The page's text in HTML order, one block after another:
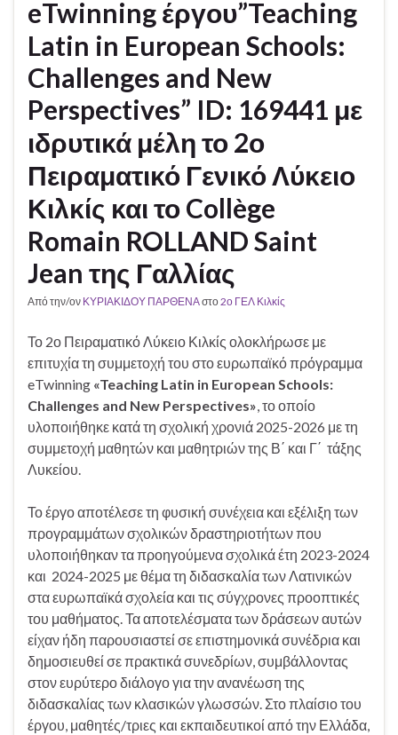
eTwinning έργου”Teaching
Latin in European Schools:
Challenges and New
Perspectives” ID: 169441 με
ιδρυτικά μέλη το 2ο
Πειραματικό Γενικό Λύκειο
Κιλκίς και το Collège
Romain ROLLAND Saint
Jean της Γαλλίας
Από την/ον ΚΥΡΙΑΚΙΔΟΥ ΠΑΡΘΕΝΑστο2ο ΓΕΛ Κιλκίς
Το 2ο Πειραματικό Λύκειο Κιλκίς ολοκλήρωσε με
επιτυχία τη συμμετοχή του στο ευρωπαϊκό πρόγραμμα
eTwinning «Teaching Latin in European Schools:
Challenges and New Perspectives», το οποίο
υλοποιήθηκε κατά τη σχολική χρονιά 2025-2026 με τη
συμμετοχή μαθητών και μαθητριών της Β΄ και Γ΄ τάξης
Λυκείου.
Το έργο αποτέλεσε τη φυσική συνέχεια και εξέλιξη των
προγραμμάτων σχολικών δραστηριοτήτων που
υλοποιήθηκαν τα προηγούμενα σχολικά έτη 2023-2024
και 2024-2025 με θέμα τη διδασκαλία των Λατινικών
στα ευρωπαϊκά σχολεία και τις σύγχρονες προοπτικές
του μαθήματος. Τα αποτελέσματα των δράσεων αυτών
είχαν ήδη παρουσιαστεί σε επιστημονικά συνέδρια και
δημοσιευθεί σε πρακτικά συνεδρίων, συμβάλλοντας
στον ευρύτερο διάλογο για την ανανέωση της
διδασκαλίας των κλασικών γλωσσών. Στο πλαίσιο του
έργου, μαθητές/τριες και εκπαιδευτικοί από την Ελλάδα,